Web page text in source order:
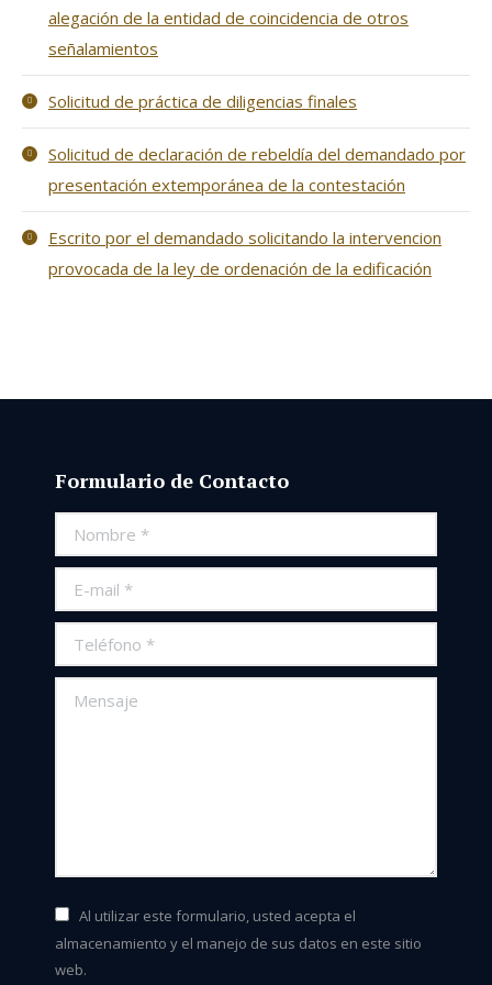
alegación de la entidad de coincidencia de otros
señalamientos
Solicitud de práctica de diligencias finales
Solicitud de declaración de rebeldía del demandado por
presentación extemporánea de la contestación
Escrito por el demandado solicitando la intervencion
provocada de la ley de ordenación de la edificación
Formulario de Contacto
Nombre *
E-mail *
Teléfono *
Mensaje
Al utilizar este formulario, usted acepta el
almacenamiento y el manejo de sus datos en este sitio
web.